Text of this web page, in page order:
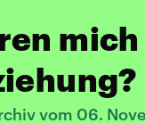
vom 06.